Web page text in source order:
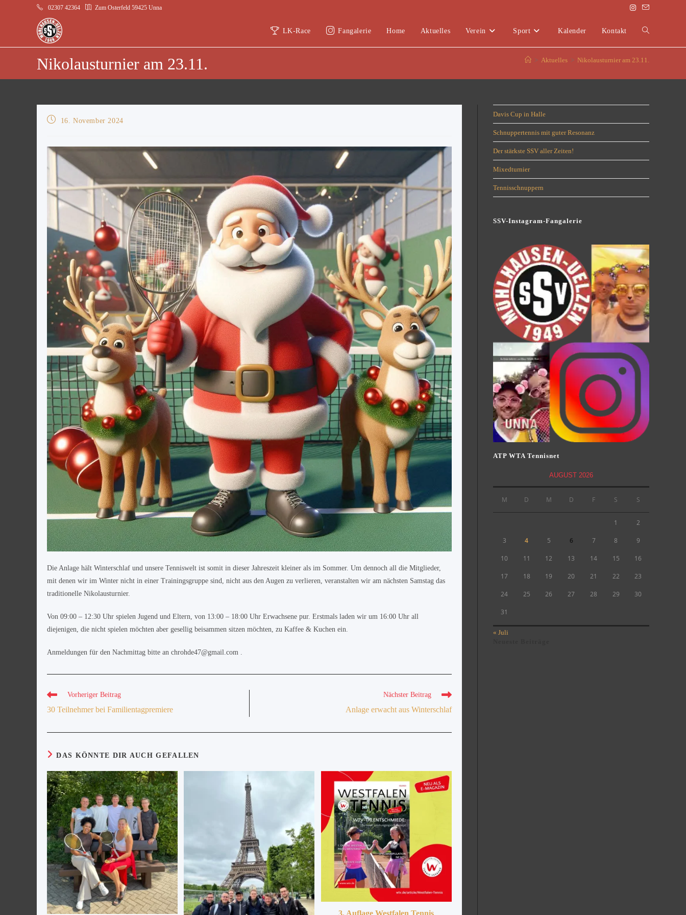
02307 42364 Zum Osterfeld 59425 Unna
LK-Race Fangalerie Home Aktuelles Verein Sport Kalender Kontakt
Nikolausturnier am 23.11. > Aktuelles > Nikolausturnier am 23.11.
16. November 2024
Die Anlage hält Winterschlaf und unsere Tenniswelt ist somit in dieser Jahreszeit kleiner als im Sommer. Um dennoch all die Mitglieder,
mit denen wir im Winter nicht in einer Trainingsgruppe sind, nicht aus den Augen zu verlieren, veranstalten wir am nächsten Samstag das
traditionelle Nikolausturnier.
Von 09:00 – 12:30 Uhr spielen Jugend und Eltern, von 13:00 – 18:00 Uhr Erwachsene pur. Erstmals laden wir um 16:00 Uhr all
diejenigen, die nicht spielen möchten aber gesellig beisammen sitzen möchten, zu Kaffee & Kuchen ein.
Anmeldungen für den Nachmittag bitte an chrohde47@gmail.com .
Vorheriger Beitrag
30 Teilnehmer bei Familientagpremiere
Nächster Beitrag
Anlage erwacht aus Winterschlaf
DAS KÖNNTE DIR AUCH GEFALLEN
3. Auflage Westfalen Tennis
Davis Cup in Halle
Schnuppertennis mit guter Resonanz
Der stärkste SSV aller Zeiten!
Mixedturnier
Tennisschnuppern
SSV-Instagram-Fangalerie
ATP WTA Tennisnet
AUGUST 2026
M D M D F S S
1 2
3 4 5 6 7 8 9
10 11 12 13 14 15 16
17 18 19 20 21 22 23
24 25 26 27 28 29 30
31
« Juli